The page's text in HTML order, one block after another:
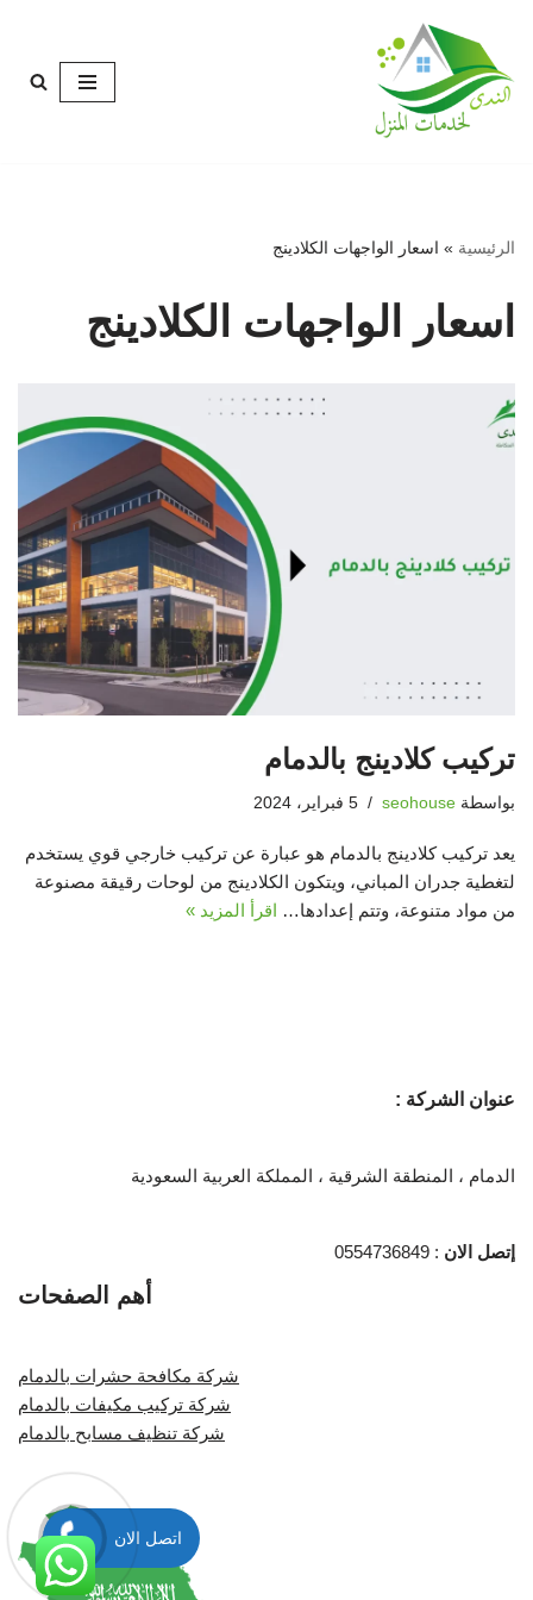
تخطى
إلى
المحتوى
الرئيسية » اسعار الواجهات الكلادينج
اسعار الواجهات الكلادينج
تركيب كلادينج بالدمام
بواسطة seohouse 5 فبراير، 2024
يعد تركيب كلادينج بالدمام هو عبارة عن تركيب خارجي قوي يستخدم
لتغطية جدران المباني، ويتكون الكلادينج من لوحات رقيقة مصنوعة
من مواد متنوعة، وتتم إعدادها… اقرأ المزيد »
عنوان الشركة :
الدمام ، المنطقة الشرقية ، المملكة العربية السعودية
إتصل الان : 0554736849
أهم الصفحات
شركة مكافحة حشرات بالدمام
شركة تركيب مكيفات بالدمام
شركة تنظيف مسابح بالدمام
اتصل الان